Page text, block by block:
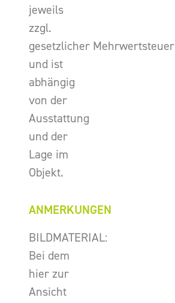
jeweils
zzgl.
gesetzlicher Mehrwertsteuer
und ist
abhängig
von der
Ausstattung
und der
Lage im
Objekt.
ANMERKUNGEN
BILDMATERIAL:
Bei dem
hier zur
Ansicht